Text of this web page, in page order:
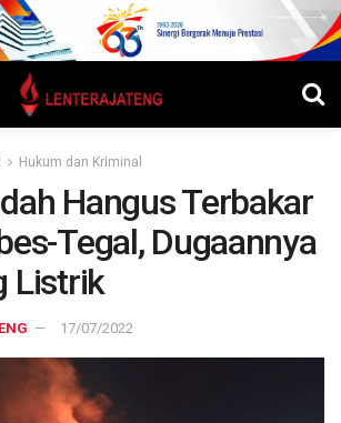
Hukum dan Kriminal
Hangus Terbakar
Tegal, Dugaannya
Listrik
17/07/2022